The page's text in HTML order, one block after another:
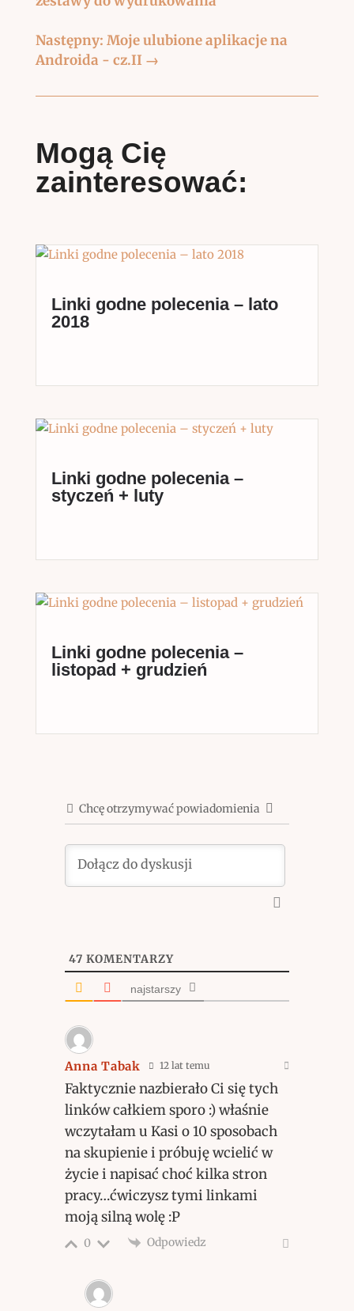
Następny: Moje ulubione aplikacje na
Androida - cz.II →
Mogą Cię
zainteresować:
Linki godne polecenia – lato
2018
Linki godne polecenia –
styczeń + luty
Linki godne polecenia –
listopad + grudzień
Chcę otrzymywać powiadomienia
47 KOMENTARZY
najstarszy
Anna Tabak 12 lat temu
Faktycznie nazbierało Ci się tych
linków całkiem sporo :) właśnie
wczytałam u Kasi o 10 sposobach
na skupienie i próbuję wcielić w
życie i napisać choć kilka stron
pracy…ćwiczysz tymi linkami
moją silną wolę :P
0 Odpowiedz